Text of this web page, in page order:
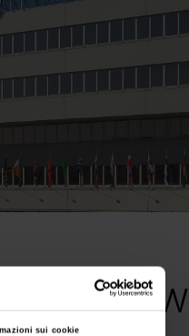
sui cookie
Show